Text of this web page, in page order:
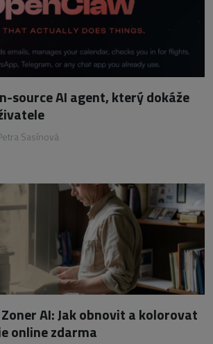
source AI agent, který dokáže
Sasínová
AI: Jak obnovit a kolorovat
online zdarma